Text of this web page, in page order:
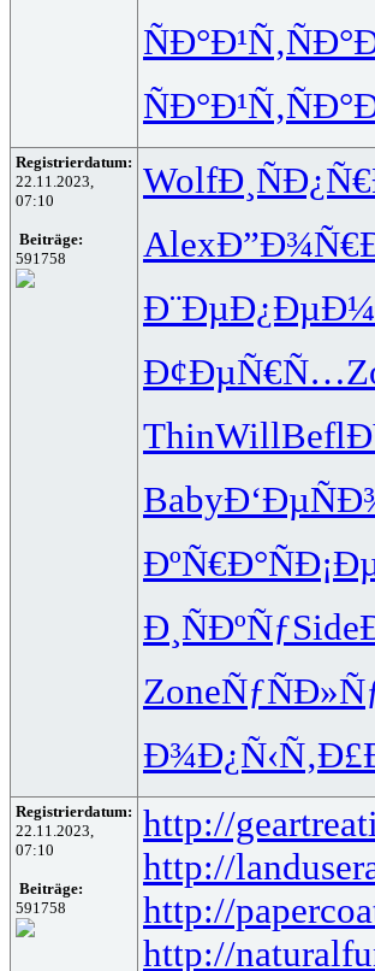
ÑÐ°Ð¹Ñ‚
ÑÐ°Ð¹Ñ‚
Registrierdatum:
22.11.2023,
07:10
Beiträge:
591758
WolfÐ¸ÑÐ¿Ñ€
Alex
Ð¨ÐµÐ¿Ðµ
Ð¢ÐµÑ€Ñ…
ThinWillBefl
Baby
ÐºÑ€Ð°Ñ
Ð¸ÑÐºÑƒSide
Zone
Ð¾Ð¿Ñ‹Ñ‚
Registrierdatum:
22.11.2023,
07:10
Beiträge:
591758
http://
http://
http://
http://